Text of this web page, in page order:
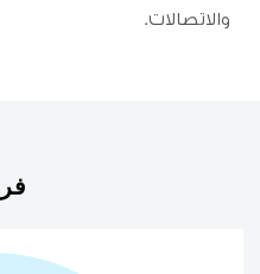
والاتصالات.